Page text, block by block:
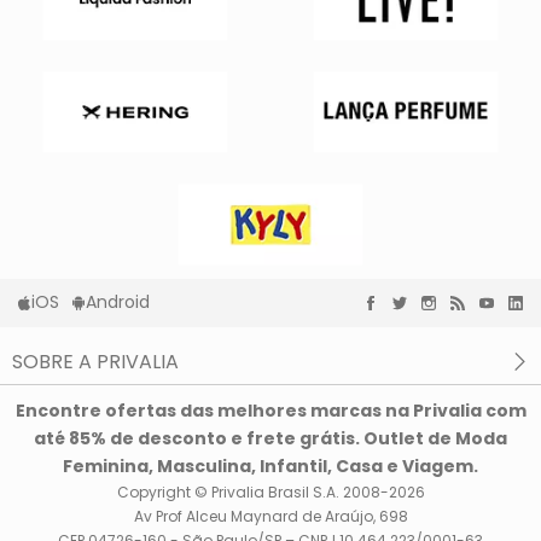
iOS Android
SOBRE A PRIVALIA
Privacidade e Cookies
Condições de uso
Encontre ofertas das melhores marcas na Privalia com
até 85% de desconto e frete grátis. Outlet de Moda
Feminina, Masculina, Infantil, Casa e Viagem.
Copyright © Privalia Brasil S.A. 2008-2026
Av Prof Alceu Maynard de Araújo, 698